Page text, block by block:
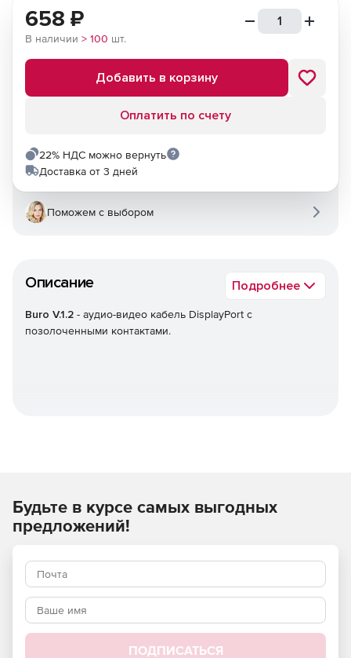
Описание Подробнее
Buro V.1.2 - аудио-видео кабель DisplayPort с
позолоченными контактами.
658 ₽
В наличии > 100 шт.
Добавить в корзину
Оплатить по счету
22% НДС можно вернуть
Доставка от 3 дней
Поможем с выбором
Будьте в курсе самых выгодных
предложений!
ПОДПИСАТЬСЯ